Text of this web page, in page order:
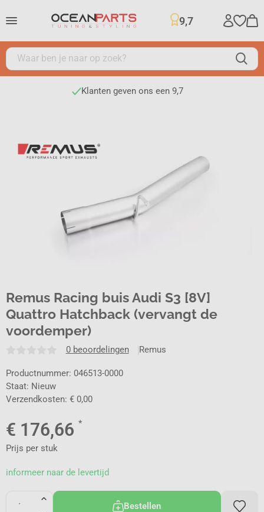
9,7
Klanten geven ons een 9,7
Remus Racing buis Audi S3 [8V]
Quattro Hatchback (vervangt de
voordemper)
0 beoordelingen Remus
Productnummer: 046513-0000
Staat: Nieuw
Verzendkosten: € 0,00
€ 176,66 *
Prijs per stuk
informeer naar de levertijd
Bestellen